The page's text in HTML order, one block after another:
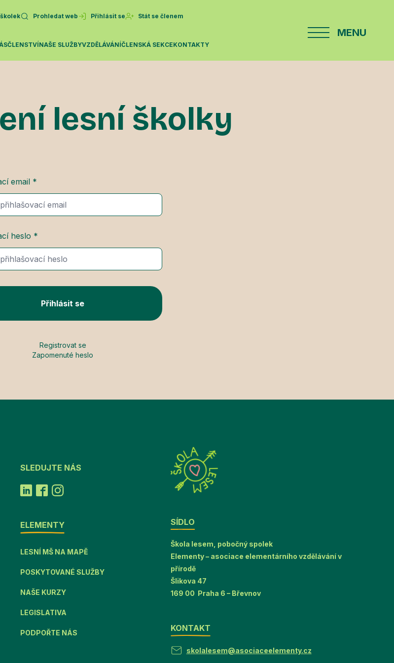
Prohledat web Přihlásit se Stát se členem
ČLENSTVÍNAŠE SLUŽBYVZDĚLÁVÁNÍČLENSKÁ SEKCEKONTAKTY
MENU
lesní školky
email *
heslo *
Přihlásit se
Registrovat se
Zapomenuté heslo
SLEDUJTE NÁS
ELEMENTY
LESNÍ MŠ NA MAPĚ
POSKYTOVANÉ SLUŽBY
NAŠE KURZY
LEGISLATIVA
PODPOŘTE NÁS
SÍDLO
Škola lesem, pobočný spolek
Elementy – asociace elementárního vzdělávání v
přírodě
Šlikova 47
169 00 Praha 6 – Břevnov
KONTAKT
skolalesem@asociaceelementy.cz